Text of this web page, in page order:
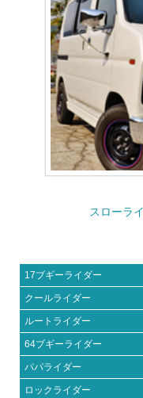
スローラ
17ブギーライダー
クールライダー
ルートライダー
64ブギーライダー
パパライダー
ロックライダー